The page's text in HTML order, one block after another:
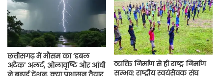
छत्तीसगढ़ में मौसम का ‘डबल
अटैक’ अलर्ट, ओलावृष्टि और आंधी
व्यक्ति निर्माण से ही राष्ट्र निर्माण
सम्भव: राष्ट्रीय स्वयंसेवक संघ